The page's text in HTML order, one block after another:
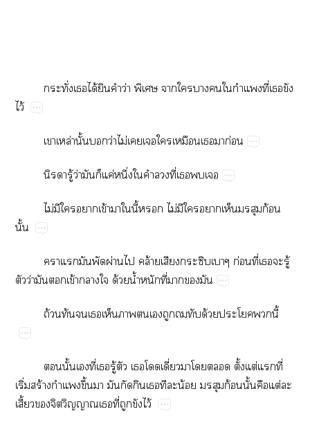
ั่​​ได้​​​ว่​​​​​​​​ี่​​​
ไว้
​ล่​ั้​​ว่​ไม่​​​​​​​ก่
​ู้​ว่​​​ค่​ึ่​​​​ี่​​​
ไม่​​​​ข้​​​ี้​​ไม่​​​​​​ก้​
ั้
​​​​ผ่​​ล้​​​​ก่​ี่​​​ู้​
​ว่​​​ข้​​​ด้​น้ำ​​ี่​​​
ถ้​ท้​​​​​​​​​​ด้​​​ี้
​ั้​​ี่​​ู้​​​​ี่​​​​ั้​ต่​​ี่​
ิ่​ร้​​ึ้​​​​​​​​น้​​ก้​ั้​​ต่​​
ี้​​​​​ี่​​​ไว้